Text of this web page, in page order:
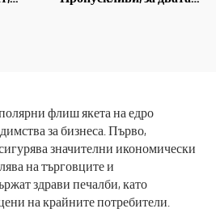
флиш якета на едро
за бизнеса. Първо,
значителни икономически
на търговците и
здрави печалби, като
на крайните потребители.